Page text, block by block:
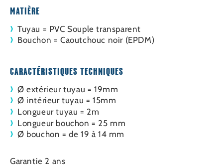
MATIÈRE
Tuyau = PVC Souple transparent
Bouchon = Caoutchouc noir (EPDM)
CARACTÉRISTIQUES TECHNIQUES
Ø extérieur tuyau = 19mm
Ø intérieur tuyau = 15mm
Longueur tuyau = 2m
Longueur bouchon = 25 mm
Ø bouchon = de 19 à 14 mm
Garantie 2 ans